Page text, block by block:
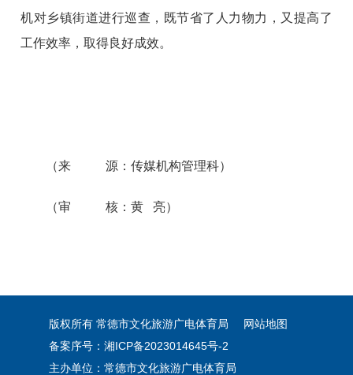
机对乡镇街道进行巡查，既节省了人力物力，又提高了
工作效率，取得良好成效。
（来 源：传媒机构管理科）
（审 核：黄 亮）
版权所有 常德市文化旅游广电体育局
网站地图
备案序号：湘ICP备2023014645号-2
主办单位：常德市文化旅游广电体育局